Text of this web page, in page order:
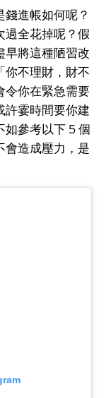
錢進帳如何呢？
過全花掉呢？假
早將這種陋習改
你不理財，財不
令你在緊急需要
許霎時間要你建
如參考以下 5 個
會造成壓力，是